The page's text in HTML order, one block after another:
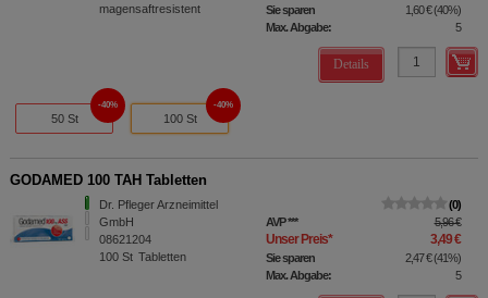
magensaftresistent
Sie sparen 1,60 €(40%)
Max. Abgabe:
5
Details
50 St
40%
100 St
40%
GODAMED 100 TAH Tabletten
Dr. Pfleger Arzneimittel
GmbH
08621204
100 St Tabletten
0
AVP*** 5,96 €
Unser Preis* 3,49 €
Sie sparen 2,47 €(41%)
Max. Abgabe:
5